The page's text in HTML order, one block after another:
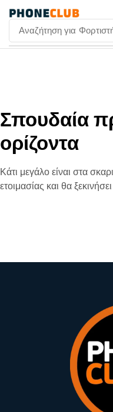
Αναζήτηση για
Σπουδαία
ορίζοντα
Κάτι μεγάλο είναι στα
ετοιμασίας και θα